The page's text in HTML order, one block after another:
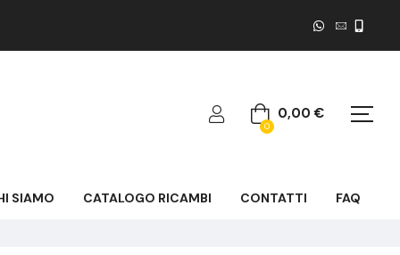
0
0,00€
SIAMO CATALOGO RICAMBI CONTATTI FAQ